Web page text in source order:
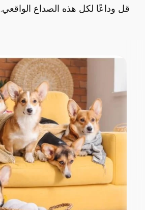
قل وداعًا لكل هذه الصداع الواقعي.